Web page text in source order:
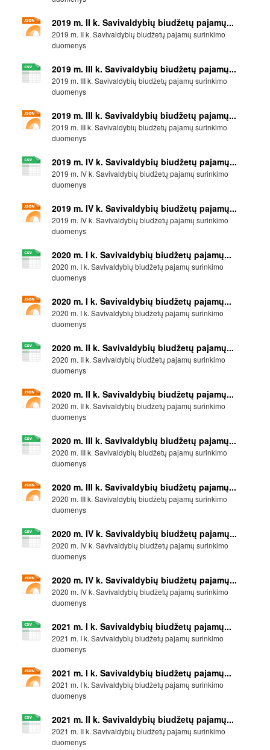
2019 m. II k. Savivaldybių biudžetų pajamų...
2019 m. II k. Savivaldybių biudžetų pajamų surinkimo
duomenys
2019 m. III k. Savivaldybių biudžetų pajamų...
2019 m. III k. Savivaldybių biudžetų pajamų surinkimo
duomenys
2019 m. III k. Savivaldybių biudžetų pajamų...
2019 m. III k. Savivaldybių biudžetų pajamų surinkimo
duomenys
2019 m. IV k. Savivaldybių biudžetų pajamų...
2019 m. IV k. Savivaldybių biudžetų pajamų surinkimo
duomenys
2019 m. IV k. Savivaldybių biudžetų pajamų...
2019 m. IV k. Savivaldybių biudžetų pajamų surinkimo
duomenys
2020 m. I k. Savivaldybių biudžetų pajamų...
2020 m. I k. Savivaldybių biudžetų pajamų surinkimo
duomenys
2020 m. I k. Savivaldybių biudžetų pajamų...
2020 m. I k. Savivaldybių biudžetų pajamų surinkimo
duomenys
2020 m. II k. Savivaldybių biudžetų pajamų...
2020 m. II k. Savivaldybių biudžetų pajamų surinkimo
duomenys
2020 m. II k. Savivaldybių biudžetų pajamų...
2020 m. II k. Savivaldybių biudžetų pajamų surinkimo
duomenys
2020 m. III k. Savivaldybių biudžetų pajamų...
2020 m. III k. Savivaldybių biudžetų pajamų surinkimo
duomenys
2020 m. III k. Savivaldybių biudžetų pajamų...
2020 m. III k. Savivaldybių biudžetų pajamų surinkimo
duomenys
2020 m. IV k. Savivaldybių biudžetų pajamų...
2020 m. IV k. Savivaldybių biudžetų pajamų surinkimo
duomenys
2020 m. IV k. Savivaldybių biudžetų pajamų...
2020 m. IV k. Savivaldybių biudžetų pajamų surinkimo
duomenys
2021 m. I k. Savivaldybių biudžetų pajamų...
2021 m. I k. Savivaldybių biudžetų pajamų surinkimo
duomenys
2021 m. I k. Savivaldybių biudžetų pajamų...
2021 m. I k. Savivaldybių biudžetų pajamų surinkimo
duomenys
2021 m. II k. Savivaldybių biudžetų pajamų...
2021 m. II k. Savivaldybių biudžetų pajamų surinkimo
duomenys